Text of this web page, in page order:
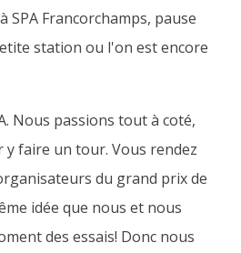
SPA Francorchamps, pause
station ou l'on est encore
Nous passions tout à coté,
y faire un tour. Vous rendez
du grand prix de
idée que nous et nous
des essais! Donc nous